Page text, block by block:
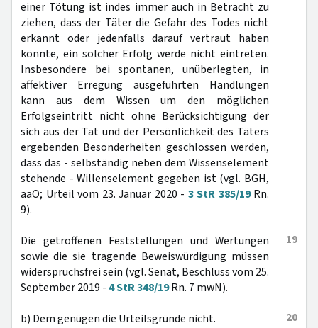
einer Tötung ist indes immer auch in Betracht zu
ziehen, dass der Täter die Gefahr des Todes nicht
erkannt oder jedenfalls darauf vertraut haben
könnte, ein solcher Erfolg werde nicht eintreten.
Insbesondere bei spontanen, unüberlegten, in
affektiver Erregung ausgeführten Handlungen
kann aus dem Wissen um den möglichen
Erfolgseintritt nicht ohne Berücksichtigung der
sich aus der Tat und der Persönlichkeit des Täters
ergebenden Besonderheiten geschlossen werden,
dass das - selbständig neben dem Wissenselement
stehende - Willenselement gegeben ist (vgl. BGH,
aaO; Urteil vom 23. Januar 2020 - 3 StR 385/19Rn.
9).
19
Die getroffenen Feststellungen und Wertungen
sowie die sie tragende Beweiswürdigung müssen
widerspruchsfrei sein (vgl. Senat, Beschluss vom 25.
September 2019 -4 StR 348/19Rn. 7 mwN).
20
b) Dem genügen die Urteilsgründe nicht.